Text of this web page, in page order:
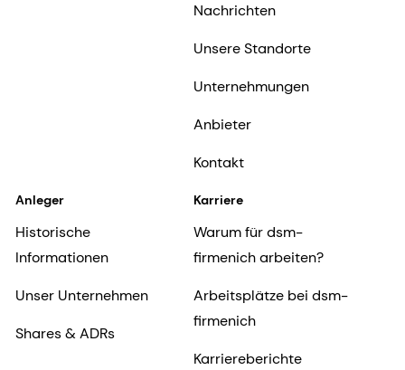
Nachrichten
Unsere Standorte
Unternehmungen
Anbieter
Kontakt
Anleger
Historische
Informationen
Unser Unternehmen
Shares & ADRs
Karriere
Warum für dsm-
firmenich arbeiten?
Arbeitsplätze bei dsm-
firmenich
Karriereberichte